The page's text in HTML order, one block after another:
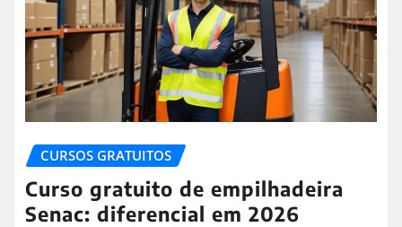
CURSOS GRATUITOS
Curso gratuito de empilhadeira
Senac: diferencial em 2026